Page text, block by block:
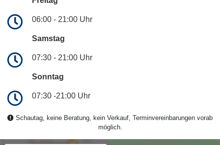
06:00 - 21:00 Uhr
Samstag
07:30 - 21:00 Uhr
Sonntag
07:30 -21:00 Uhr
Schautag, keine Beratung, kein Verkauf, Terminvereinbarungen vorab
möglich.